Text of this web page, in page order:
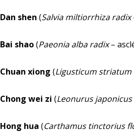
Dan shen (Salvia miltiorrhiza radix
Bai shao(Paeonia alba radix–
Chuan xiong (Ligusticum
Chong wei zi (Leonurus
Hong hua (Carthamus tinctorius